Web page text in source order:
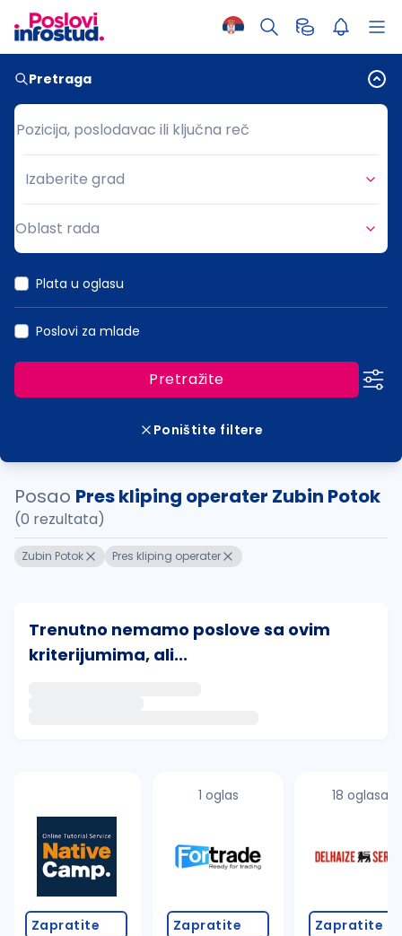
Pretraga
Pozicija, poslodavac ili ključna reč
Pozicija, poslodavac ili ključna reč
Grad
Izaberite grad
Oblast rada
Plata u oglasu
Poslovi za mlade
Pretražite
Poništite filtere
Posao Pres kliping operater Zubin Potok
(0 rezultata)
Zubin Potok Pres kliping operater
Trenutno nemamo poslove sa ovim
kriterijumima, ali...
Takođe možete da:
proverite pravopisne greške (koristite č, ć, š, đ,
povećajte radijus za odabrani grad
promenite odabrane filtere pretrage
Zapratite
1 oglas
Zapratite
18 oglasa
Zapratite